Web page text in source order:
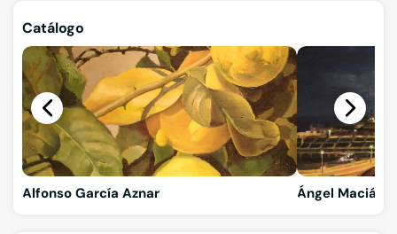
Catálogo
Alfonso García Aznar Ángel Maciá